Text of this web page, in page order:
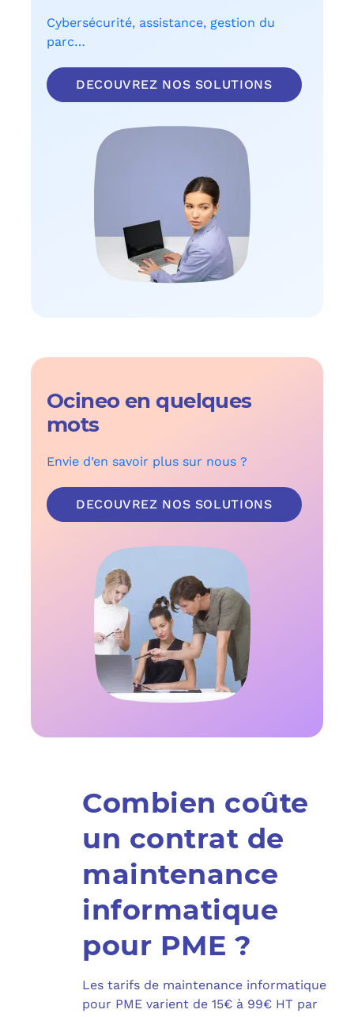
Cybersécurité, assistance, gestion du
parc…
DECOUVREZ NOS SOLUTIONS
Ocineo en quelques
mots
Envie d’en savoir plus sur nous ?
DECOUVREZ NOS SOLUTIONS
Combien coûte
un contrat de
maintenance
informatique
pour PME ?
Les tarifs de maintenance informatique
pour PME varient de 15€ à 99€ HT par